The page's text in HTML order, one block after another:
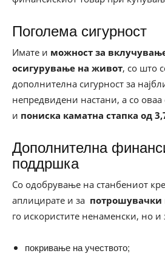
Поголема сигурност
Имате и можност за
осигурување на живот, со што
дополнителна сигурност за
непредвидени настани, а со оваа
и пониска каматна стапка од
Дополнителна
поддршка
Со одобрување на станбениот
аплицирате и за потрошувачки
го искористите ненаменски, но и
покривање на учеството;